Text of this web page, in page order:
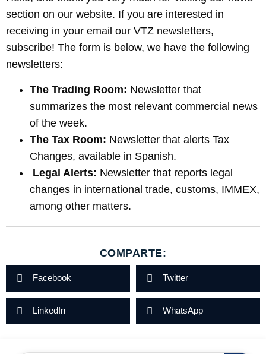
section on our website. If you are interested in
receiving in your email our VTZ newsletters,
subscribe! The form is below, we have the following
newsletters:
The Trading Room: Newsletter that
summarizes the most relevant commercial news
of the week.
The Tax Room: Newsletter that alerts Tax
Changes, available in Spanish.
Legal Alerts: Newsletter that reports legal
changes in international trade, customs, IMMEX,
among other matters.
COMPARTE:
Facebook Twitter
LinkedIn WhatsApp